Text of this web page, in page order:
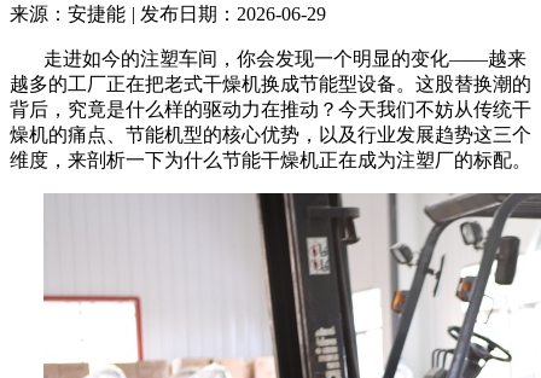
来源：安捷能 | 发布日期：2026-06-29
走进如今的注塑车间，你会发现一个明显的变化——越来
越多的工厂正在把老式干燥机换成节能型设备。这股替换潮的
背后，究竟是什么样的驱动力在推动？今天我们不妨从传统干
燥机的痛点、节能机型的核心优势，以及行业发展趋势这三个
维度，来剖析一下为什么节能干燥机正在成为注塑厂的标配。